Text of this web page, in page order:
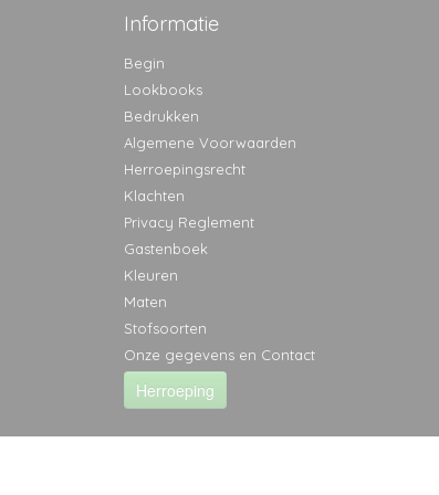
Informatie
Begin
Lookbooks
Bedrukken
Algemene Voorwaarden
Herroepingsrecht
Klachten
Privacy Reglement
Gastenboek
Kleuren
Maten
Stofsoorten
Onze gegevens en Contact
Herroeping